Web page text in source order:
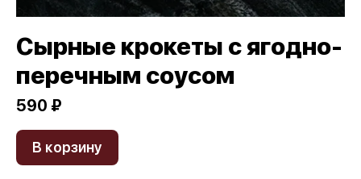
Сырные крокеты с ягодно-
перечным соусом
590 ₽
В корзину